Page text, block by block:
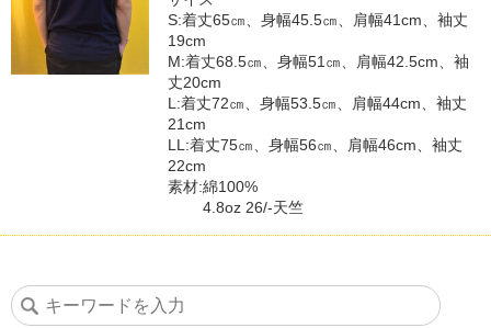
S:着丈65㎝、身幅45.5㎝、肩幅41cm、袖丈
19cm
M:着丈68.5㎝、身幅51㎝、肩幅42.5cm、袖
丈20cm
L:着丈72㎝、身幅53.5㎝、肩幅44cm、袖丈
21cm
LL:着丈75㎝、身幅56㎝、肩幅46cm、袖丈
22cm
素材:綿100%
4.8oz 26/-天竺